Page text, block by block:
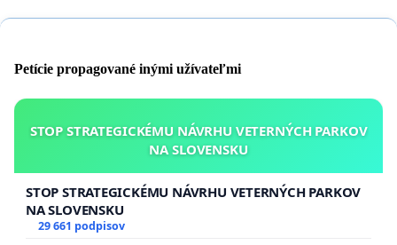
Petície propagované inými užívateľmi
STOP STRATEGICKÉMU NÁVRHU VETERNÝCH PARKOV
NA SLOVENSKU
STOP STRATEGICKÉMU NÁVRHU VETERNÝCH PARKOV
NA SLOVENSKU
29 661 podpisov